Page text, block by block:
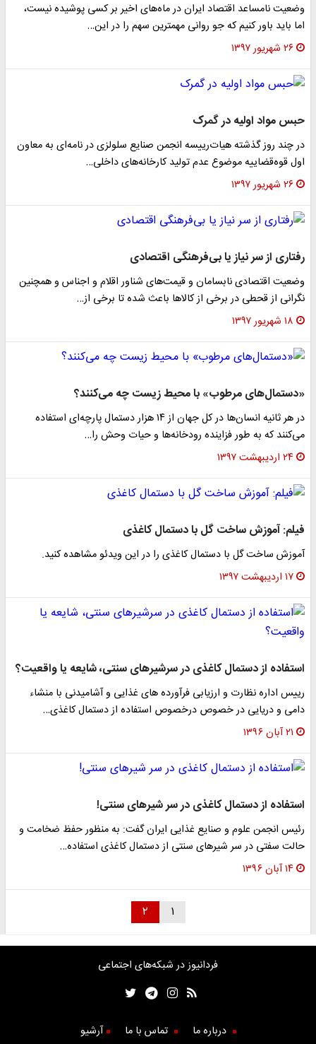
وضعیت نامساعد اقتصاد ایران در ماه‌های اخیر بر کسی پوشیده نیست،
اما باید باور کنیم که جو روانی مهمترین سهم را در این…
۲۶ شهریور ۱۳۹۷
حبس مواد اولیه در گمرک
در چند روز گذشته هیات‌رییسه انجمن صنایع سلولزی در نامه‌ای به معاون
اول قوه‌قضاییه موضوع عدم تولید کارخانه‌های داخلی…
۲۶ شهریور ۱۳۹۷
رفتاری از سر نیاز یا بی‌فرهنگی اقتصادی
وضعیت اقتصادی نابسامان و قیمت‌های شناور اقلام و اجناس و همچنین
نگرانی از قحطی در برخی از کالا‌ها باعث شده تا برخی از…
۱۸ شهریور ۱۳۹۷
«دستمال‌های مرطوب» با محیط زیست چه می‌کنند؟
در هر ثانیه انسان‌ها در کل جهان از ۱۴ هزار دستمال پارچه‌ای استفاده
می‌کنند که به طور فزاینده رودخانه‌ها و حیات وحش را…
۲۴ اردیبهشت ۱۳۹۷
فیلم: آموزش ساخت گل با دستمال کاغذی
آموزش ساخت گل با دستمال کاغذی را در این ویدئو مشاهده کنید.
۱۷ اردیبهشت ۱۳۹۷
استفاده از دستمال کاغذی در سرشیرهای سنتی، شایعه یا واقعیت؟
رییس اداره نظارت و ارزیابی فرآورده های غذایی و آشامیدنی با منشاء
دامی و دریایی در خصوص درخصوص استفاده از دستمال کاغذی…
۲۱ آبان ۱۳۹۶
استفاده از دستمال کاغذی در سر شیر‌های سنتی!
رئیس انجمن علوم و صنایع غذایی ایران گفت: به منظور حفظ ضخامت و
حالت سفتی در سر شیرهای سنتی از دستمال کاغذی استفاده…
۱۴ آبان ۱۳۹۶
۱ ۲
فردانیوز در شبکه‌های اجتماعی
درباره ما تماس با ما آرشیو